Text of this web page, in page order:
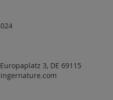
3, DE 69115